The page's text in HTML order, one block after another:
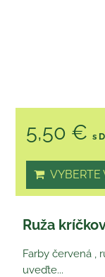
5,50 € s
VYBERTE
Ruža
Farby červená ,
uveďte...